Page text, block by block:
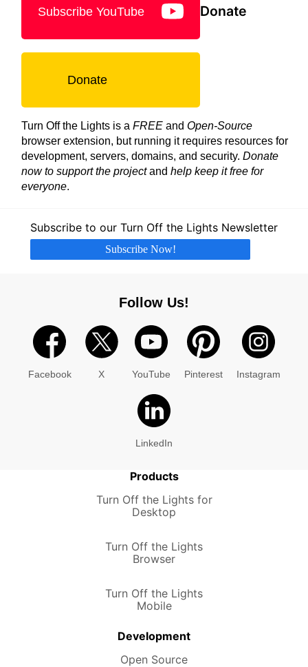
Subscribe YouTube Donate
Donate
Turn Off the Lights is a FREE and Open-Source
browser extension, but running it requires resources for
development, servers, domains, and security. Donate
now to support the projectand help keep it free for
everyone.
Subscribe to our Turn Off the Lights Newsletter
Subscribe Now!
Follow Us!
Facebook X YouTube Pinterest Instagram
LinkedIn
Products
Turn Off the Lights for
Desktop
Turn Off the Lights
Browser
Turn Off the Lights
Mobile
Development
Open Source